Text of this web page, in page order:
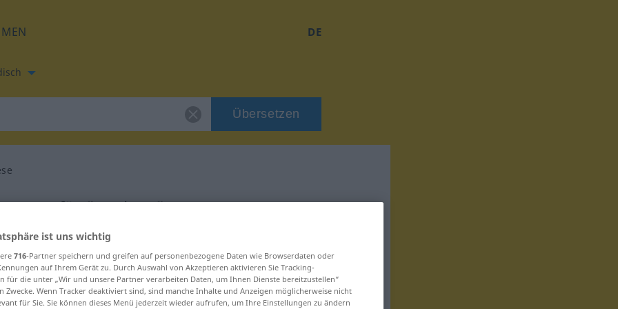
DE
Übersetzen
für "Auslese"
ist uns wichtig
716-Partner speichern und greifen auf personenbezogene Daten wie Browserdaten oder
auf Ihrem Gerät zu. Durch Auswahl von Akzeptieren aktivieren Sie Tracking-
für die unter „Wir und unsere Partner verarbeiten Daten, um Ihnen Dienste bereitzustellen“
Zwecke. Wenn Tracker deaktiviert sind, sind manche Inhalte und Anzeigen möglicherweise nicht
für Sie. Sie können dieses Menü jederzeit wieder aufrufen, um Ihre Einstellungen zu ändern